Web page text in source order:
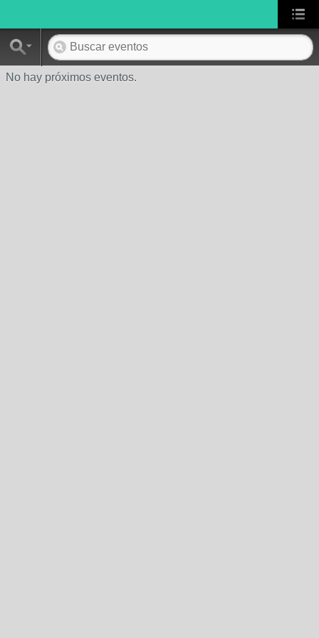
No hay próximos eventos.